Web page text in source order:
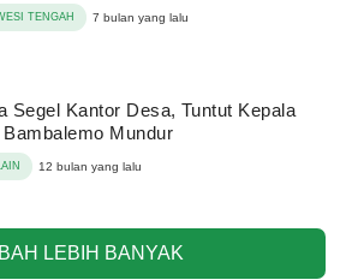
TENGAH 7 bulan yang lalu
Segel Kantor Desa, Tuntut Kepala
Bambalemo Mundur
12 bulan yang lalu
LEBIH BANYAK